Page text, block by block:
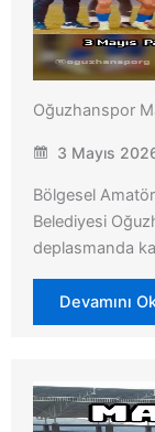
Oğuzhanspor
3 Mayıs
Bölgesel
Belediyesi
deplasmanda
Devamını